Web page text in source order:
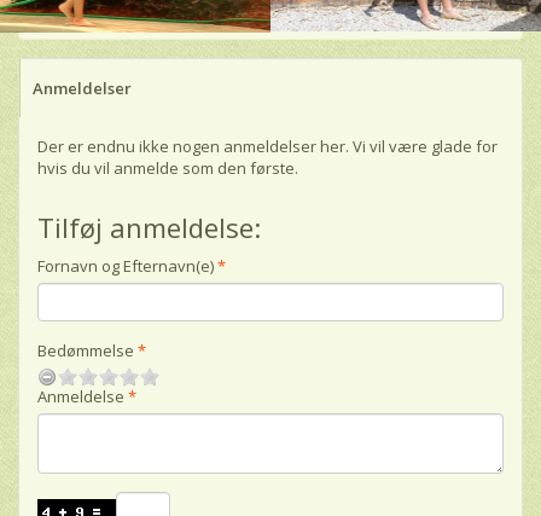
Anmeldelser
Der er endnu ikke nogen anmeldelser her. Vi vil være glade for
hvis du vil anmelde som den første.
Tilføj anmeldelse:
Fornavn og Efternavn(e)
Bedømmelse
Anmeldelse